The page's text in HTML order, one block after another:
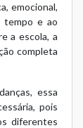
emocional,
tempo e ao
a escola, a
completa
essa
pois
diferentes